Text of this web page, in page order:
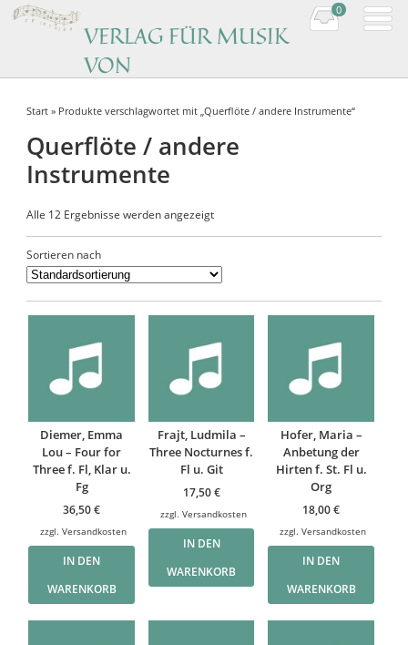
VERLAG FÜR MUSIK
VON
Music by women composers
0
Start » Produkte verschlagwortet mit „Querflöte / andere Instrumente“
Querflöte / andere
Instrumente
Alle 12 Ergebnisse werden angezeigt
Sortieren nach
Diemer, Emma
Lou – Four for
Three f. Fl, Klar u.
Fg
36,50€
zzgl.Versandkosten
IN DEN
WARENKORB
Frajt, Ludmila –
Three Nocturnes f.
Fl u. Git
17,50€
zzgl. Versandkosten
IN DEN
WARENKORB
Hofer, Maria –
Anbetung der
Hirten f. St. Fl u.
Org
18,00€
zzgl.Versandkosten
IN DEN
WARENKORB